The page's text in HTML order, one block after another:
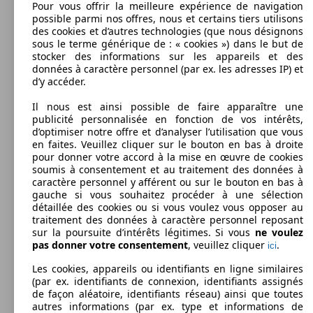
Compass 1.3 GSE T4 130 ch BVM6
96 KW
(130 PS)
Compass 1.3 GSE T4 150 ch BVR6
110 KW
(150 PS)
Compass 1.4 I MultiAir II 140 ch BVM6
103 KW
(140 PS)
450 - 1900 kg
Afficher les variantes
Pour vous offrir la meilleure expérience de navigation
possible parmi nos offres, nous et certains tiers utilisons
des cookies et d’autres technologies (que nous désignons
sous le terme générique de : « cookies ») dans le but de
stocker des informations sur les appareils et des
données à caractère personnel (par ex. les adresses IP) et
d’y accéder.
Il nous est ainsi possible de faire apparaître une
publicité personnalisée en fonction de vos intérêts,
d’optimiser notre offre et d’analyser l’utilisation que vous
en faites. Veuillez cliquer sur le bouton en bas à droite
pour donner votre accord à la mise en œuvre de cookies
soumis à consentement et au traitement des données à
caractère personnel y afférent ou sur le bouton en bas à
gauche si vous souhaitez procéder à une sélection
détaillée des cookies ou si vous voulez vous opposer au
traitement des données à caractère personnel reposant
sur la poursuite d’intérêts légitimes. Si vous ne voulez
pas donner votre consentement, veuillez cliquer ici.
Les cookies, appareils ou identifiants en ligne similaires
(par ex. identifiants de connexion, identifiants assignés
de façon aléatoire, identifiants réseau) ainsi que toutes
autres informations (par ex. type et informations de